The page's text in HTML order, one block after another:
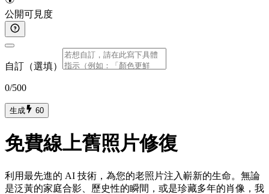
公開可見度
自訂（選填）
0/500
生成 60
免費線上舊照片修復
利用最先進的 AI 技術，為您的老照片注入嶄新的生命。無論
是泛黃的家庭合影、歷史性的瞬間，或是珍藏多年的肖像，我